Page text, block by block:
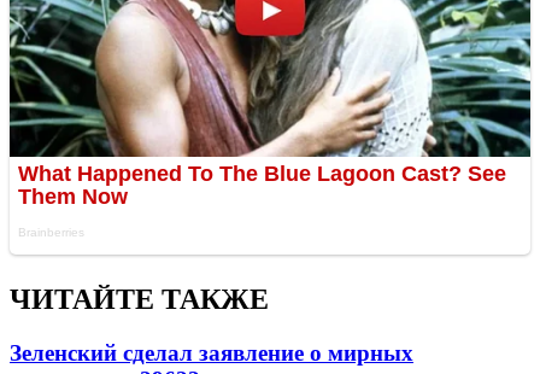
ЧИТАЙТЕ ТАКЖЕ
Зеленский сделал заявление о мирных